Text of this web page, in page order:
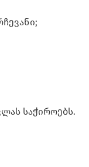
საჭიროებს.